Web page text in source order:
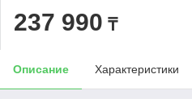
237 990 ₸
Описание Характеристики